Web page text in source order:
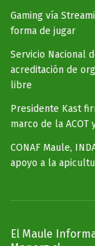
Gaming vía
forma de jugar
Servicio Nacional
acreditación de
libre
Presidente Kast
marco de la ACOT
CONAF Maule,
apoyo a la
El Maule